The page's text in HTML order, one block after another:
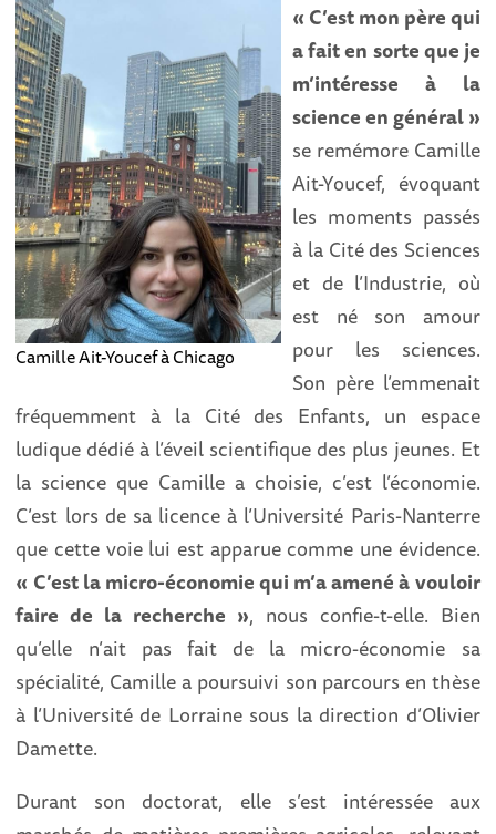
Camille Ait-Youcef à Chicago
« C’est mon père qui
a fait en sorte que je
m’intéresse à la
science en général »
se remémore Camille
Ait-Youcef, évoquant
les moments passés
à la Cité des Sciences
et de l’Industrie, où
est né son amour
pour les sciences.
Son père l’emmenait
fréquemment à la Cité des Enfants, un espace
ludique dédié à l’éveil scientifique des plus jeunes. Et
la science que Camille a choisie, c’est l’économie.
C’est lors de sa licence à l’Université Paris-Nanterre
que cette voie lui est apparue comme une évidence.
« C’est la micro-économie qui m’a amené à vouloir
faire de la recherche », nous confie-t-elle. Bien
qu’elle n’ait pas fait de la micro-économie sa
spécialité, Camille a poursuivi son parcours en thèse
à l’Université de Lorraine sous la direction d’Olivier
Damette.
Durant son doctorat, elle s’est intéressée aux